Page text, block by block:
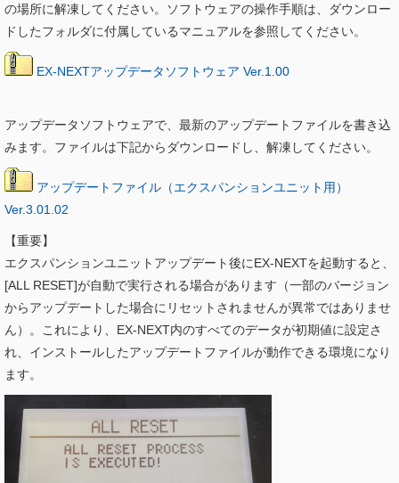
の場所に解凍してください。ソフトウェアの操作手順は、ダウンロー
ドしたフォルダに付属しているマニュアルを参照してください。
EX-NEXTアップデータソフトウェア Ver.1.00
アップデータソフトウェアで、最新のアップデートファイルを書き込
みます。ファイルは下記からダウンロードし、解凍してください。
アップデートファイル（エクスパンションユニット用）
Ver.3.01.02
【重要】
エクスパンションユニットアップデート後にEX-NEXTを起動すると、
[ALL RESET]が自動で実行される場合があります（一部のバージョン
からアップデートした場合にリセットされませんが異常ではありませ
ん）。これにより、EX-NEXT内のすべてのデータが初期値に設定さ
れ、インストールしたアップデートファイルが動作できる環境になり
ます。